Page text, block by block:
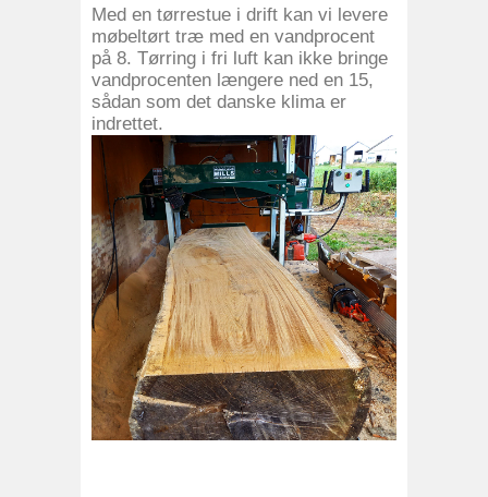
Med en tørrestue i drift kan vi levere
møbeltørt træ med en vandprocent
på 8. Tørring i fri luft kan ikke bringe
vandprocenten længere ned en 15,
sådan som det danske klima er
indrettet.